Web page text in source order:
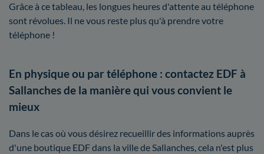
Grâce à ce tableau, les longues heures d'attente au téléphone
sont révolues. Il ne vous reste plus qu'à prendre votre
téléphone !
En physique ou par téléphone : contactez EDF à
Sallanches de la manière qui vous convient le
mieux
Dans le cas où vous désirez recueillir des informations auprès
d'une boutique EDF dans la ville de Sallanches, cela n'est plus